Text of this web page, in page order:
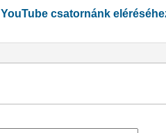
YouTube csatornánk